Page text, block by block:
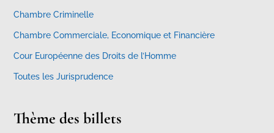
Chambre Criminelle
Chambre Commerciale, Economique et Financière
Cour Européenne des Droits de l’Homme
Toutes les Jurisprudence
Thème des billets